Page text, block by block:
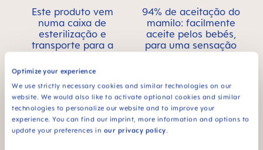
Optimize your experience
We use strictly necessary cookies and similar technologies on our
website. We would also like to activate optional cookies and similar
technologies to personalize our website and to improve your
experience. You can find our imprint, more information and options to
update your preferences in our privacy policy.
Este produto vem
numa caixa de
esterilização e
transporte para a
e rápida no micro-
ondas
94% de aceitação do
mamilo: facilmente
aceite pelos bebés,
para uma sensação